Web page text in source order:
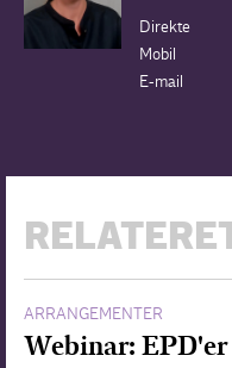
Direkte
Mobil
E-mail
ARRANGEMENTER
Webinar: EPD'er